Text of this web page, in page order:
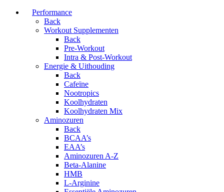
Performance
Back
Workout Supplementen
Back
Pre-Workout
Intra & Post-Workout
Energie & Uithouding
Back
Cafeïne
Nootropics
Koolhydraten
Koolhydraten Mix
Aminozuren
Back
BCAA’s
EAA’s
Aminozuren A-Z
Beta-Alanine
HMB
L-Arginine